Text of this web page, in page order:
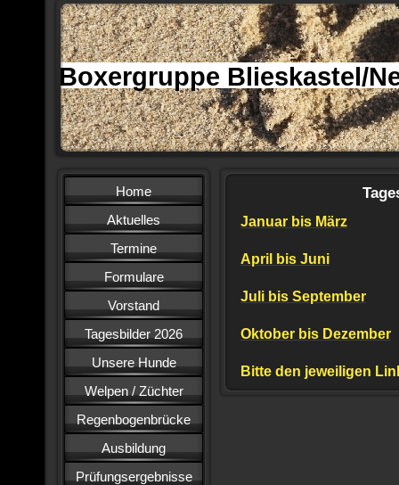
Boxergruppe Blieskastel/
Home
Aktuelles
Termine
Formulare
Vorstand
Tagesbilder 2026
Unsere Hunde
Welpen / Züchter
Regenbogenbrücke
Ausbildung
Prüfungsergebnisse
Januar bis März
April bis Juni
Juli bis September
Oktober bis Dezember
Bitte den jeweiligen